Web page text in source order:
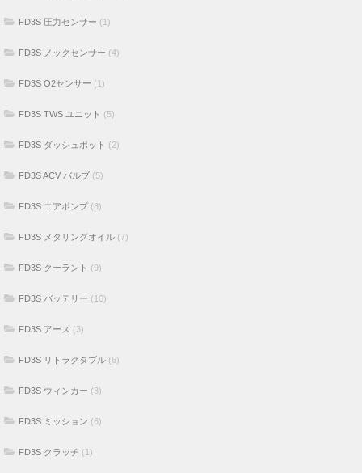
FD3S 圧力センサー (1)
FD3S ノックセンサー (4)
FD3S O2センサー (1)
FD3S TWS ユニット (5)
FD3S ダッシュポット (2)
FD3S ACV バルブ (5)
FD3S エアポンプ (8)
FD3S メタリングオイル (7)
FD3S クーラント (9)
FD3S バッテリー (10)
FD3S アース (3)
FD3S リトラクタブル (6)
FD3S ウィンカー (3)
FD3S ミッション (6)
FD3S クラッチ (1)